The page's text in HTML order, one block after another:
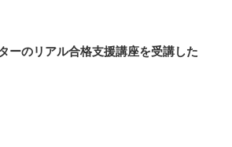
ーのリアル合格支援講座を受講した